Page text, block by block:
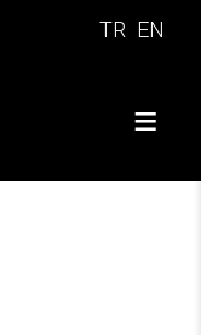
TR EN